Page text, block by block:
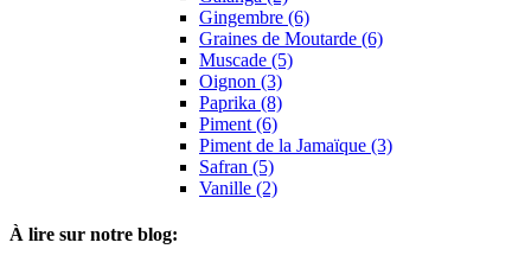
Gingembre (6)
Graines de Moutarde (6)
Muscade (5)
Oignon (3)
Paprika (8)
Piment (6)
Piment de la Jamaïque (3)
Safran (5)
Vanille (2)
À lire sur notre blog: